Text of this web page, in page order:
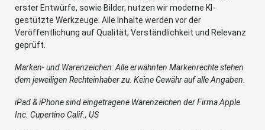
erster Entwürfe, sowie Bilder, nutzen wir moderne KI-
gestützte Werkzeuge. Alle Inhalte werden vor der
Veröffentlichung auf Qualität, Verständlichkeit und Relevanz
geprüft.
Marken- und Warenzeichen: Alle erwähnten Markenrechte stehen
dem jeweiligen Rechteinhaber zu. Keine Gewähr auf alle Angaben.
iPad & iPhone sind eingetragene Warenzeichen der Firma Apple
Inc. Cupertino Calif., US